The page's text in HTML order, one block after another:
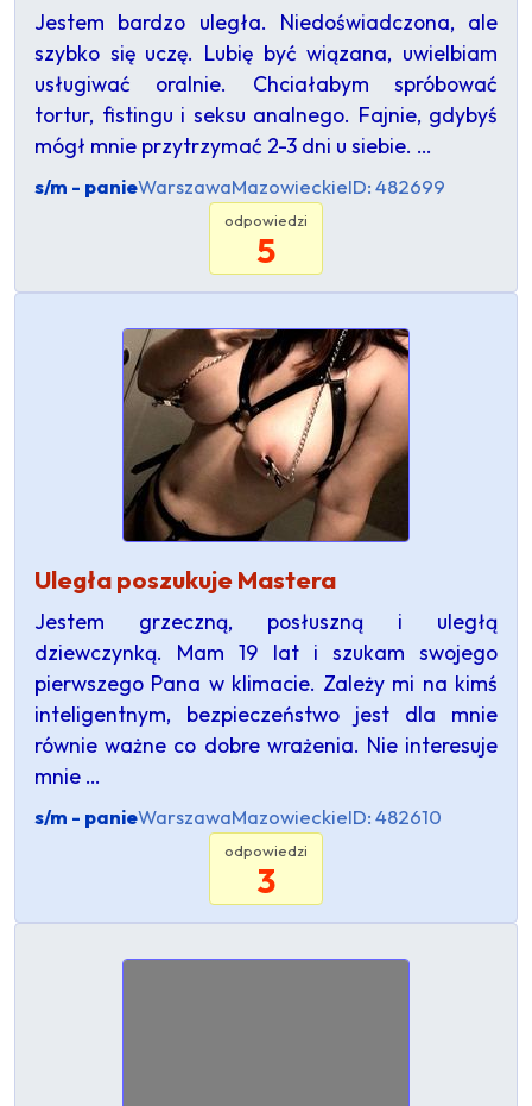
Jestem bardzo uległa. Niedoświadczona, ale
szybko się uczę. Lubię być wiązana, uwielbiam
usługiwać oralnie. Chciałabym spróbować
tortur, fistingu i seksu analnego. Fajnie, gdybyś
mógł mnie przytrzymać 2-3 dni u siebie. …
s/m - panieWarszawaMazowieckieID: 482699
odpowiedzi
5
Uległa poszukuje Mastera
Jestem grzeczną, posłuszną i uległą
dziewczynką. Mam 19 lat i szukam swojego
pierwszego Pana w klimacie. Zależy mi na kimś
inteligentnym, bezpieczeństwo jest dla mnie
równie ważne co dobre wrażenia. Nie interesuje
mnie …
s/m - panieWarszawaMazowieckieID: 482610
odpowiedzi
3